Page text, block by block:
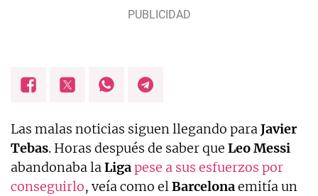
Las malas noticias siguen llegando paraJavier
Tebas. Horas después de saber que Leo Messi
abandonaba laLigapese a sus esfuerzos por
conseguirlo, veía como elBarcelonaemitía un